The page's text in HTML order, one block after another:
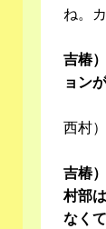
ね。
吉椿
ョン
西村
吉椿
村部
なく